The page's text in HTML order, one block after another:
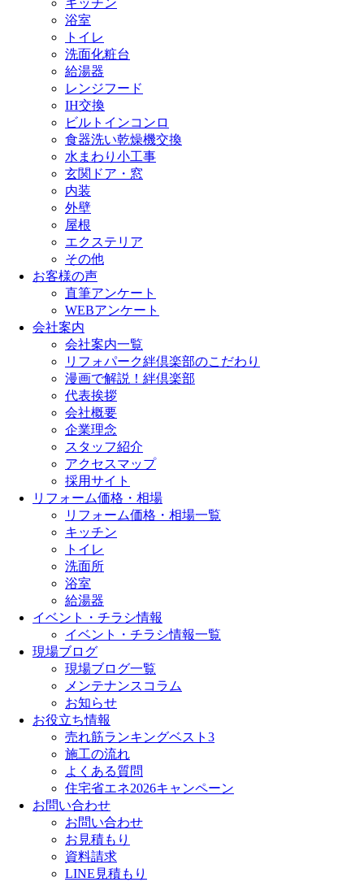
浴室
トイレ
洗面化粧台
給湯器
レンジフード
IH交換
ビルトインコンロ
食器洗い乾燥機交換
水まわり小工事
玄関ドア・窓
内装
外壁
屋根
エクステリア
その他
お客様の声
直筆アンケート
WEBアンケート
会社案内
会社案内一覧
リフォパーク絆倶楽部のこだわり
漫画で解説！絆倶楽部
代表挨拶
会社概要
企業理念
スタッフ紹介
アクセスマップ
採用サイト
リフォーム価格・相場
リフォーム価格・相場一覧
キッチン
トイレ
洗面所
浴室
給湯器
イベント・チラシ情報
イベント・チラシ情報一覧
現場ブログ
現場ブログ一覧
メンテナンスコラム
お知らせ
お役立ち情報
売れ筋ランキングベスト3
施工の流れ
よくある質問
住宅省エネ2026キャンペーン
お問い合わせ
お問い合わせ
お見積もり
資料請求
LINE見積もり